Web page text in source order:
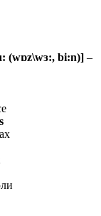
(wɒz\wɜ:, bi:n)] –
s